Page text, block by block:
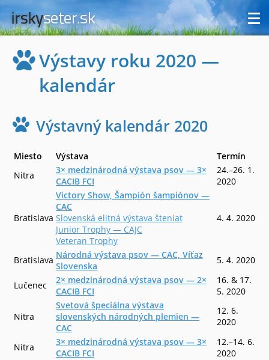
Výstavy roku 2020 —
kalendár
Výstavný kalendár 2020
Miesto Výstava
Termín
Nitra
3× medzinárodná výstava psov — 3×
CACIB FCI
24.–26. 1.
2020
Bratislava
Victory Show, Šampión šampiónov —
CAC
Slovenská elitná výstava šteniat
Junior Trophy — CAJC
Veteran Trophy
4. 4. 2020
Bratislava Národná výstava psov — CAC, Víťaz
Slovenska
5. 4. 2020
Lučenec
2× medzinárodná výstava psov — 2×
CACIB FCI
16. & 17.
5. 2020
Nitra
Svetová špeciálna výstava
slovenských národných plemien —
CAC
12. 6.
2020
Nitra
3× medzinárodná výstava psov — 3×
CACIB FCI
12.–14. 6.
2020